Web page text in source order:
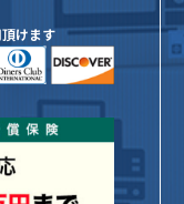
けます